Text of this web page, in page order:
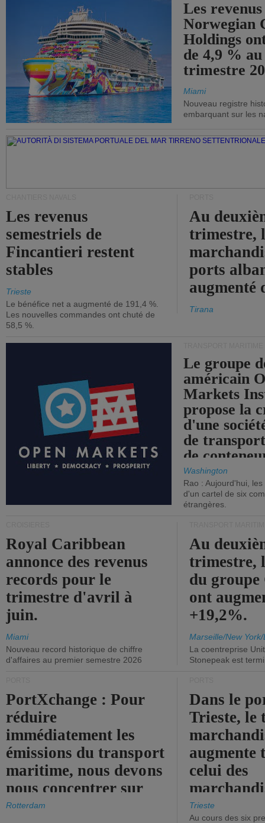
Les
Norwegian
Holdings
de 4,9 %
trimestre
Miami
Nouveau registre
embarquant sur les
Les revenus
semestriels de
Fincantieri restent
stables
Trieste
Le bénéfice net a augmenté de 191,4 %.
Les nouvelles commandes ont chuté de
58,5 %.
Au
trimestre,
ports
augmenté
Tirana
Le groupe
américain
Markets
propose la
d'une
de
de
Washington
Rao : Aujourd'hui,
d'un cartel de six
étrangères.
Royal Caribbean
annonce des revenus
records pour le
trimestre d'avril à
juin.
Miami
Nouveau record historique de chiffre
d'affaires au premier semestre 2026
Au
trimestre,
du
ont
+19,2%.
Marseille/New
La coentreprise
Stonepeak est
PortXchange : Pour
réduire
immédiatement les
émissions du transport
maritime, nous devons
nous concentrer sur
les ports.
Rotterdam
Dans le
Trieste, le
augmente
celui des
diminue.
Trieste
Au cours des six